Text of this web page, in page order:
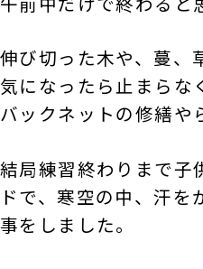
午前中だけで終わると
伸び切った木や、蔓、
気になったら止まらな
バックネットの修繕や
結局練習終わりまで子
ドで、寒空の中、汗を
事をしました。